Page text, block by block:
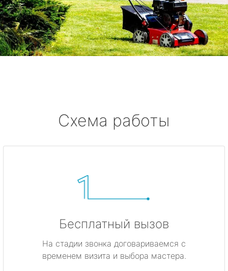
Схема работы
Бесплатный вызов
На стадии звонка договариваемся с
временем визита и выбора мастера.